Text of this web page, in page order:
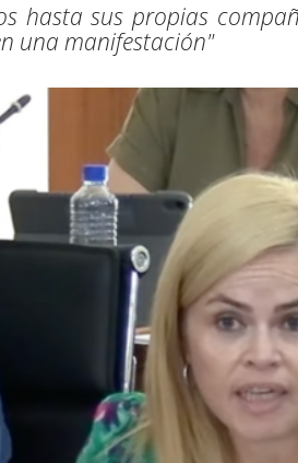
hasta sus propias
una manifestación"